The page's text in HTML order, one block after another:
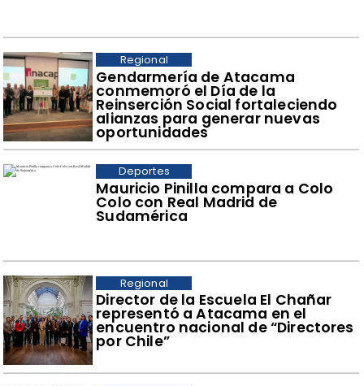
​Gendarmería de Atacama
conmemoró el Día de la
Reinserción Social fortaleciendo
alianzas para generar nuevas
oportunidades
Regional
Mauricio Pinilla compara a Colo
Colo con Real Madrid de
Sudamérica
Deportes
​Director de la Escuela El Chañar
representó a Atacama en el
encuentro nacional de “Directores
por Chile”
Regional